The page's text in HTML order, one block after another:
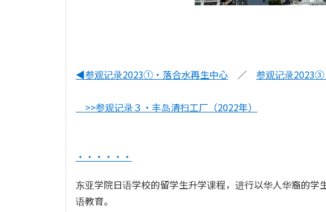
◀参观记录2023①・落合水再生中心 ／ 参观记录
>>参观记录３・丰岛清扫工厂（2022年）
・・・・・・
东亚学院日语学校的留学生升学课程，进行以华人华裔的
语教育。